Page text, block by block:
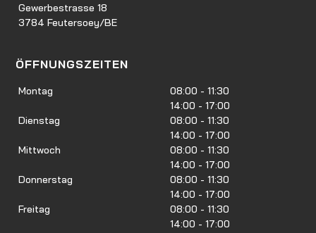
Gewerbestrasse 18
3784 Feutersoey/BE
ÖFFNUNGSZEITEN
Montag
08:00 - 11:30
14:00 - 17:00
Dienstag
08:00 - 11:30
14:00 - 17:00
Mittwoch
08:00 - 11:30
14:00 - 17:00
Donnerstag
08:00 - 11:30
14:00 - 17:00
Freitag
08:00 - 11:30
14:00 - 17:00